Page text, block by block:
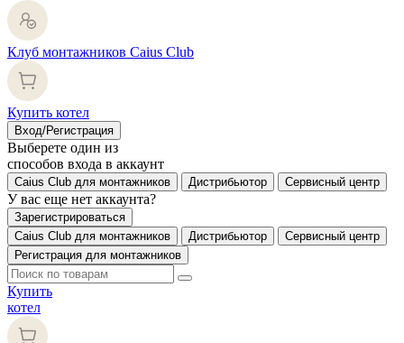
Клуб монтажников Caius Club
Купить котел
Вход/Регистрация
Выберете один из
способов входа в аккаунт
Caius Club для монтажников Дистрибьютор Сервисный центр
У вас еще нет аккаунта?
Зарегистрироваться
Caius Club для монтажников
Дистрибьютор
Сервисный центр
Регистрация для монтажников
Купить
котел